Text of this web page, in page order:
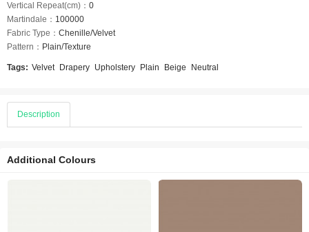
Vertical Repeat(cm)： 0
Martindale： 100000
Fabric Type： Chenille/Velvet
Pattern： Plain/Texture
Tags: Velvet Drapery Upholstery Plain Beige Neutral
Description
Additional Colours